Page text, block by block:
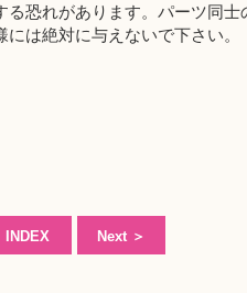
恐れがあります。パーツ同士
は絶対に与えないで下さい。
INDEX Next ＞